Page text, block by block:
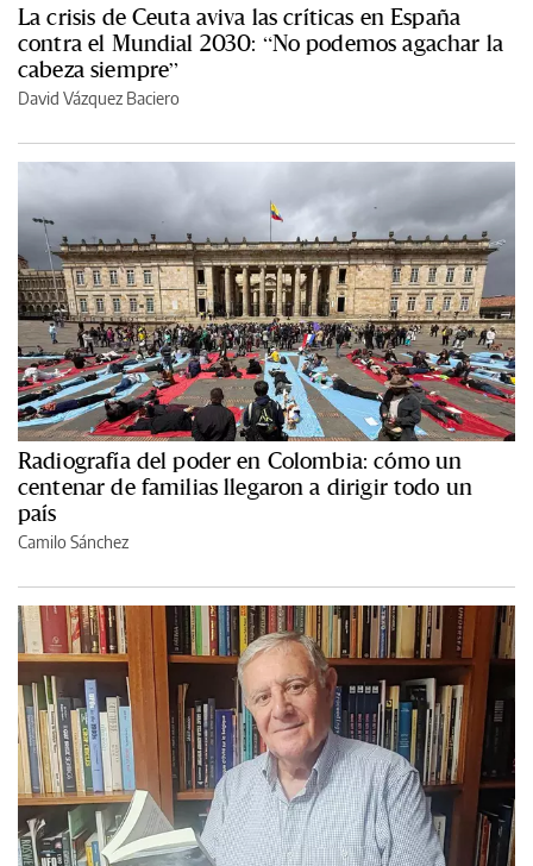
La crisis de Ceuta aviva las críticas en España
contra el Mundial 2030: “No podemos agachar la
cabeza siempre”
David Vázquez Baciero
Radiografía del poder en Colombia: cómo un
centenar de familias llegaron a dirigir todo un
país
Camilo Sánchez